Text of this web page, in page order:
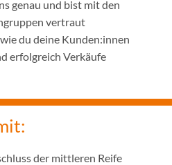
genau und bist mit den
vertraut
du deine Kunden:innen
erfolgreich Verkäufe
der mittleren Reife